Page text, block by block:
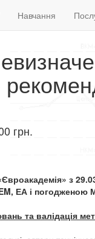
Навчання
грн.
з
ЕА і погодженою
та валідація